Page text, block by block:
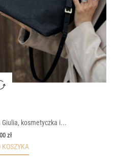
kosmetyczka i...
zł
KOSZYKA